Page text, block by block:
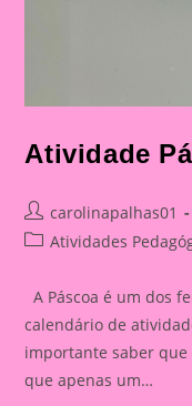
Atividade
Post
author:
carolinapalhas01
PostAtividades
A Páscoa é um dos
calendário de
importante saber
que apenas um…